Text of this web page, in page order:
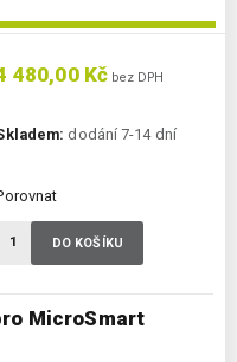
MicroSmart
480,00 Kč bez DPH
dodání 7-14 dní
DO KOŠÍKU